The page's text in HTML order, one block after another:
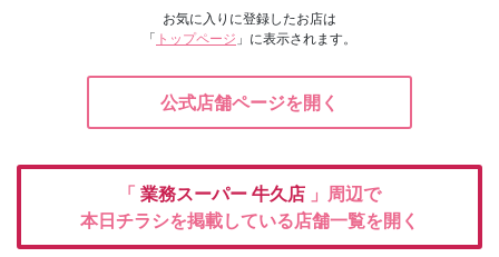
お気に入りに登録したお店は
「 トップページ 」に表示されます。
公式店舗ページを開く
「 業務スーパー 牛久店 」周辺で
本日チラシを掲載している店舗一覧を開く